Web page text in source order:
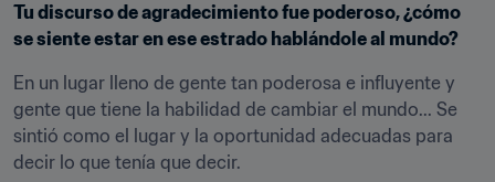
Tu discurso de agradecimiento fue poderoso, ¿cómo
se siente estar en ese estrado hablándole al mundo?
En un lugar lleno de gente tan poderosa e influyente y
gente que tiene la habilidad de cambiar el mundo... Se
sintió como el lugar y la oportunidad adecuadas para
decir lo que tenía que decir.